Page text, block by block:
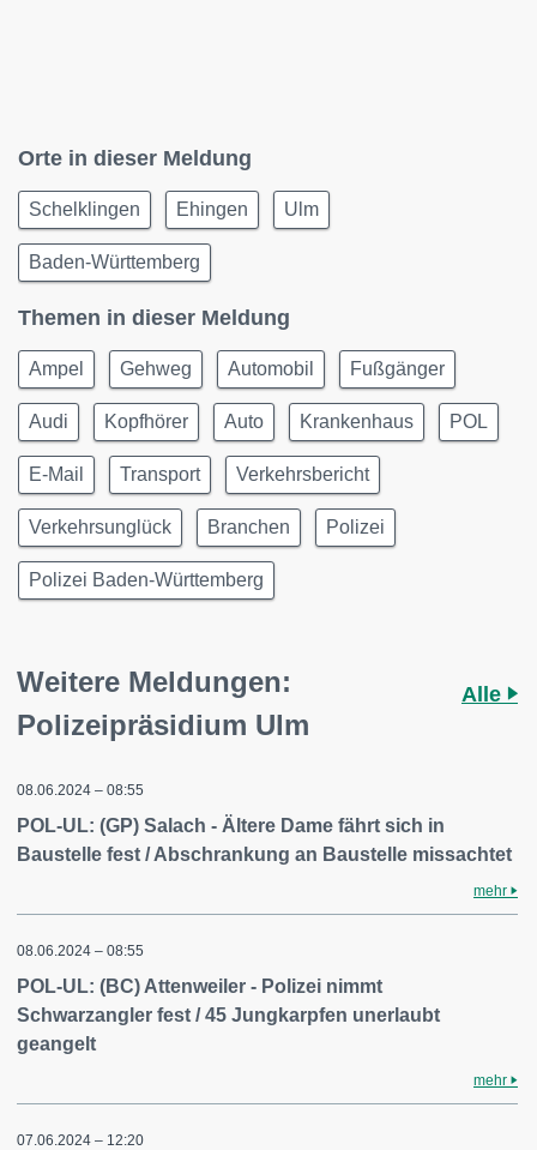
Orte in dieser Meldung
Schelklingen Ehingen Ulm
Baden-Württemberg
Themen in dieser Meldung
Ampel Gehweg Automobil Fußgänger
Audi Kopfhörer Auto Krankenhaus POL
E-Mail Transport Verkehrsbericht
Verkehrsunglück Branchen Polizei
Polizei Baden-Württemberg
Weitere Meldungen:
Polizeipräsidium Ulm
Alle
08.06.2024 – 08:55
POL-UL: (GP) Salach - Ältere Dame fährt sich in
Baustelle fest / Abschrankung an Baustelle missachtet
mehr
08.06.2024 – 08:55
POL-UL: (BC) Attenweiler - Polizei nimmt
Schwarzangler fest / 45 Jungkarpfen unerlaubt
geangelt
mehr
07.06.2024 – 12:20